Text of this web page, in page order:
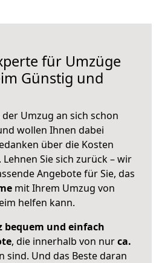
für Umzüge
Günstig und
Umzug an sich schon
wollen Ihnen dabei
über die Kosten
Sie sich zurück – wir
Angebote für Sie, das
mit Ihrem Umzug von
helfen kann.
bequem und einfach
, die innerhalb von nurca.
sind. Und das Beste daran